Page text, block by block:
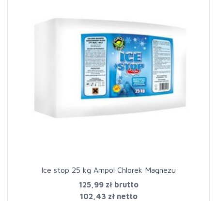
Ice stop 25 kg Ampol Chlorek Magnezu
125,99 złbrutto
102,43 zł netto